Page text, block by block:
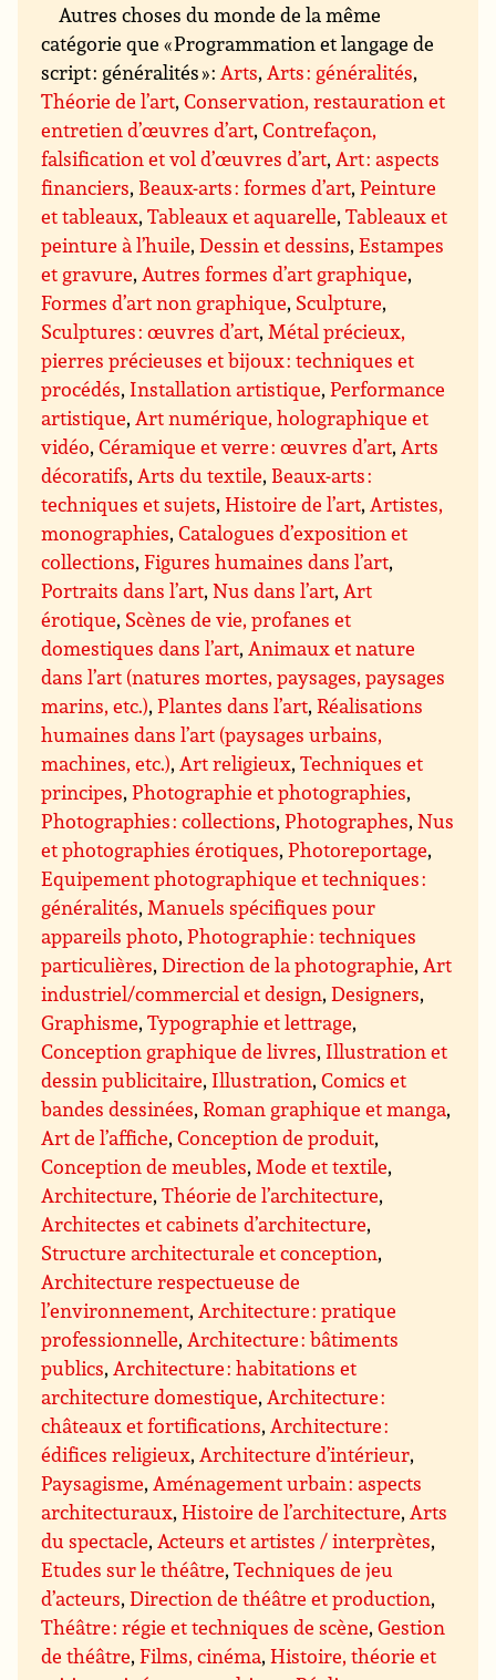
Autres choses du monde de la même
catégorie que « Programmation et langage de
script : généralités » :Arts,Arts : généralités,
Théorie de l’art,Conservation, restauration et
entretien d’œuvres d’art,Contrefaçon,
falsification et vol d’œuvres d’art,Art : aspects
financiers, Beaux-arts : formes d’art,Peinture
et tableaux,Tableaux et aquarelle,Tableaux et
peinture à l’huile,Dessin et dessins,Estampes
et gravure,Autres formes d’art graphique,
Formes d’art non graphique, Sculpture,
Sculptures : œuvres d’art,Métal précieux,
pierres précieuses et bijoux : techniques et
procédés, Installation artistique,Performance
artistique,Art numérique, holographique et
vidéo,Céramique et verre : œuvres d’art,Arts
décoratifs,Arts du textile, Beaux-arts :
techniques et sujets,Histoire de l’art,Artistes,
monographies,Catalogues d’exposition et
collections,Figures humaines dans l’art,
Portraits dans l’art,Nus dans l’art,Art
érotique, Scènes de vie, profanes et
domestiques dans l’art,Animaux et nature
dans l’art (natures mortes, paysages, paysages
marins, etc.),Plantes dans l’art,Réalisations
humaines dans l’art (paysages urbains,
machines, etc.),Art religieux,Techniques et
principes,Photographie et photographies,
Photographies : collections,Photographes,Nus
et photographies érotiques,Photoreportage,
Equipement photographique et techniques :
généralités,Manuels spécifiques pour
appareils photo,Photographie : techniques
particulières,Direction de la photographie,Art
industriel/commercial et design,Designers,
Graphisme,Typographie et lettrage,
Conception graphique de livres, Illustration et
dessin publicitaire, Illustration,Comics et
bandes dessinées,Roman graphique et manga,
Art de l’affiche,Conception de produit,
Conception de meubles,Mode et textile,
Architecture,Théorie de l’architecture,
Architectes et cabinets d’architecture,
Structure architecturale et conception,
Architecture respectueuse de
l’environnement,Architecture : pratique
professionnelle,Architecture : bâtiments
publics,Architecture : habitations et
architecture domestique,Architecture :
châteaux et fortifications,Architecture :
édifices religieux,Architecture d’intérieur,
Paysagisme,Aménagement urbain : aspects
architecturaux,Histoire de l’architecture,Arts
du spectacle,Acteurs et artistes / interprètes,
Etudes sur le théâtre,Techniques de jeu
d’acteurs,Direction de théâtre et production,
Théâtre : régie et techniques de scène,Gestion
de théâtre,Films, cinéma,Histoire, théorie et